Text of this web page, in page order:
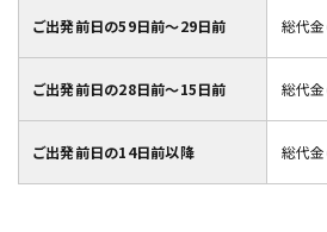
ご出発前日の59日前～29日前 総代
ご出発前日の28日前～15日前 総代
ご出発前日の14日前以降 総代